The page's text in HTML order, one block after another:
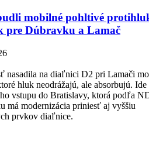
mobilné pohltivé
pre Dúbravku a Lamač
nasadila na diaľnici D2 pri Lamači
hluk neodrážajú, ale absorbujú. Ide
vstupu do Bratislavy, ktorá podľa
má modernizácia priniesť aj vyššiu
prvkov diaľnice.